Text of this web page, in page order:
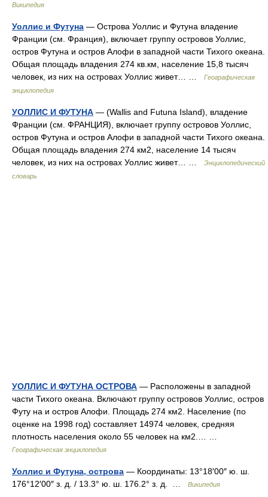
Википедия
Уоллис и Футуна — Острова Уоллис и Футуна владение
Франции (см. Франция), включает группу островов Уоллис,
остров Футуна и остров Алофи в западной части Тихого океана.
Общая площадь владения 274 кв.км, население 15,8 тысяч
человек, из них на островах Уоллис живет… …
Географическая
энциклопедия
УОЛЛИС И ФУТУНА — (Wallis and Futuna Island), владение
Франции (см. ФРАНЦИЯ), включает группу островов Уоллис,
остров Футуна и остров Алофи в западной части Тихого океана.
Общая площадь владения 274 км2, население 14 тысяч
человек, из них на островах Уоллис живет… …
Энциклопедический
словарь
УОЛЛИС И ФУТУНА ОСТРОВА — Расположены в западной
части Тихого океана. Включают группу островов Уоллис, остров
Футу на и остров Алофи. Площадь 274 км2. Население (по
оценке на 1998 год) составляет 14974 человек, средняя
плотность населения около 55 человек на км2.… …
Географическая энциклопедия
Уоллис и Футуна, острова — Координаты: 13°18′00″ ю. ш.
176°12′00″ з. д. / 13.3° ю. ш. 176.2° з. д. …
Википедия